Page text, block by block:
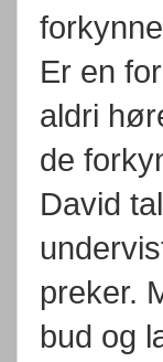
Er en
aldri
de
David
preker.
bud og